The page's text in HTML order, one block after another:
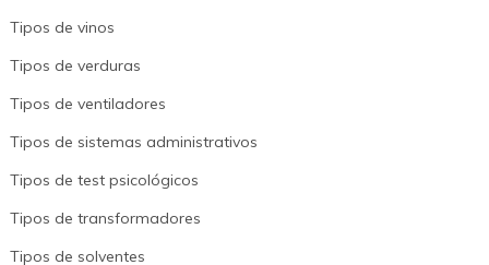
Tipos de vinos
Tipos de verduras
Tipos de ventiladores
Tipos de sistemas administrativos
Tipos de test psicológicos
Tipos de transformadores
Tipos de solventes